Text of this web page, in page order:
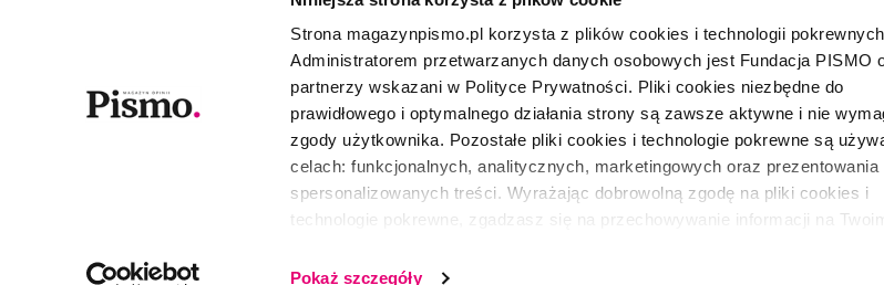
Strona magazynpismo.pl korzysta z plików cookies i technologii
Administratorem przetwarzanych danych osobowych jest Fundacja PISMO
partnerzy wskazani w Polityce Prywatności. Pliki cookies niezbędne do
prawidłowego i optymalnego działania strony są zawsze aktywne i nie
zgody użytkownika. Pozostałe pliki cookies i technologie pokrewne są
celach: funkcjonalnych, analitycznych, marketingowych oraz prezentowania
spersonalizowanych treści. Wyrażając dobrowolną zgodę na pliki cookies i
technologie pokrewne, zgadzasz się na przechowywanie informacji na Twoim
wszystkie lub niektóre pliki cookies i technologie pokrewne możesz w każdej
Pokaż szczegóły
Fundację Pismowspierają: